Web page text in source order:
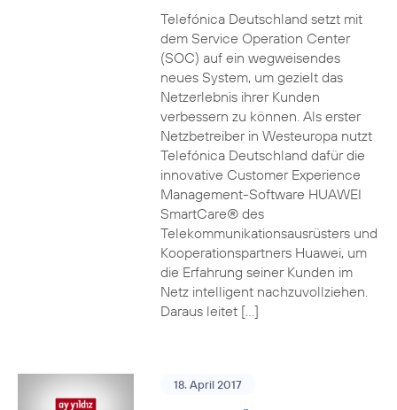
Telefónica Deutschland setzt mit
dem Service Operation Center
(SOC) auf ein wegweisendes
neues System, um gezielt das
Netzerlebnis ihrer Kunden
verbessern zu können. Als erster
Netzbetreiber in Westeuropa nutzt
Telefónica Deutschland dafür die
innovative Customer Experience
Management-Software HUAWEI
SmartCare® des
Telekommunikationsausrüsters und
Kooperationspartners Huawei, um
die Erfahrung seiner Kunden im
Netz intelligent nachzuvollziehen.
Daraus leitet […]
18. April 2017